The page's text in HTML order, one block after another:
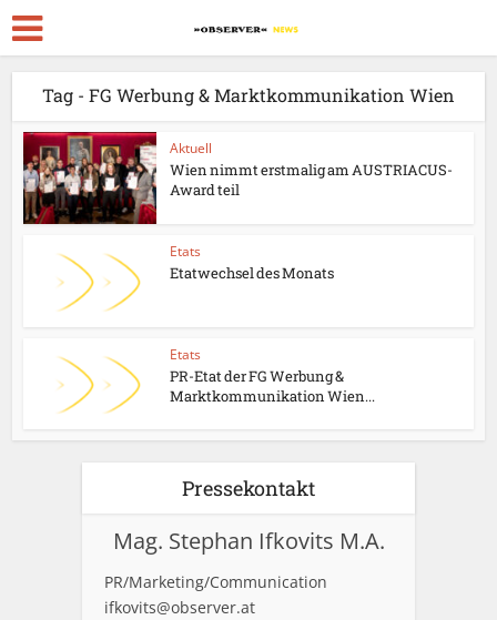
Tag - FG Werbung & Marktkommunikation Wien
Aktuell
Wien nimmt erstmalig am AUSTRIACUS-
Award teil
Etats
Etatwechsel des Monats
Etats
PR-Etat der FG Werbung &
Marktkommunikation Wien...
Pressekontakt
Mag. Stephan Ifkovits M.A.
PR/Marketing/Communication
ifkovits@observer.at